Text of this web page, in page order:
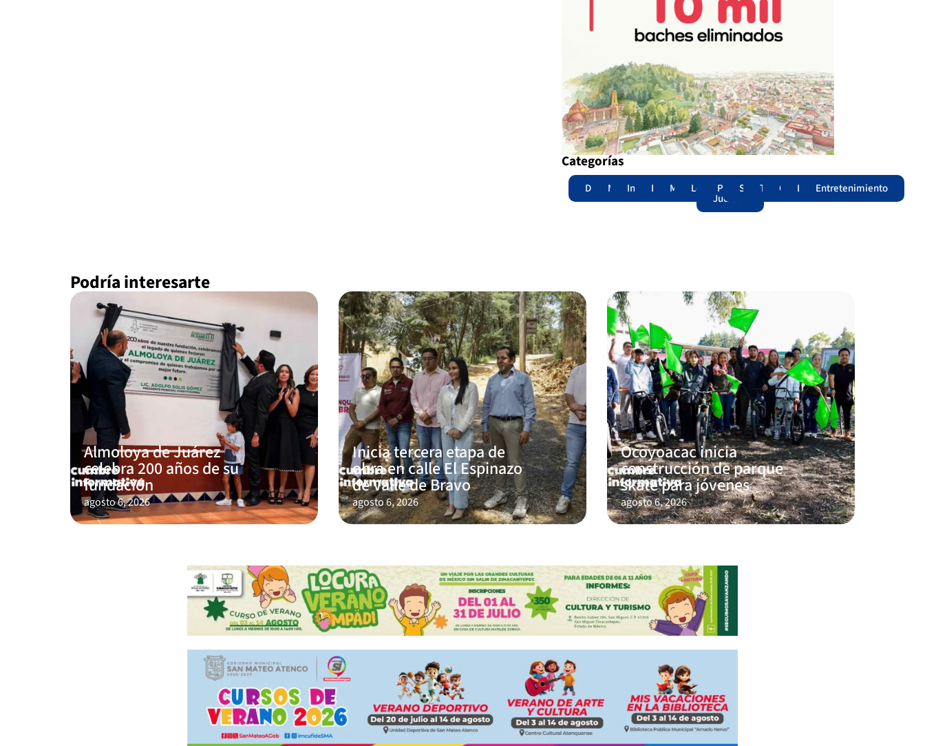
Categorías
Destacadas
NacionalInternacional
EdomexMunicipiosLegislatura
Poder
Judicial
SeguridadTrámites
OpiniónLomitosEntretenimiento
Podría interesarte
Almoloya de Juárez
celebra 200 años de su
fundación
agosto 6, 2026
Inicia tercera etapa de
obra en calle El Espinazo
de Valle de Bravo
agosto 6, 2026
Ocoyoacac inicia
construcción de parque
skate para jóvenes
agosto 6, 2026